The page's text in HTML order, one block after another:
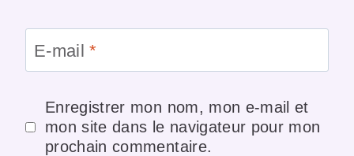
E-mail*
Enregistrer mon nom, mon e-mail et
mon site dans le navigateur pour mon
prochain commentaire.